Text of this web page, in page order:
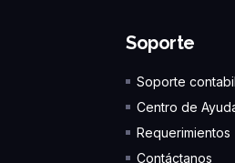
Soporte
Soporte
Centro de
Requerimientos
Contáctanos